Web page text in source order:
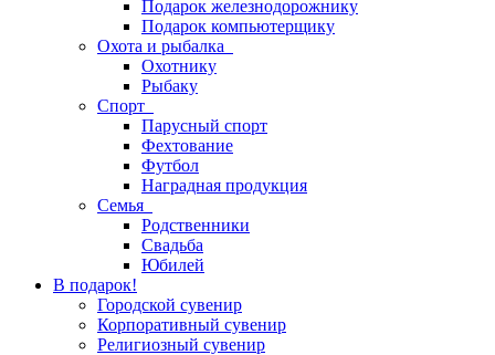
Подарок железнодорожнику
Подарок компьютерщику
Охота и рыбалка
Охотнику
Рыбаку
Спорт
Парусный спорт
Фехтование
Футбол
Наградная продукция
Семья
Родственники
Свадьба
Юбилей
В подарок!
Городской сувенир
Корпоративный сувенир
Религиозный сувенир